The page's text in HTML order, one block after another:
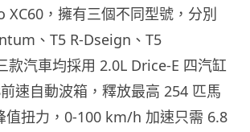
XC60 ，擁有三個不同型號，分別
、 T5 R-Dseign 、 T5
款汽車均採用 2.0L Drice-E 四汽缸
前速自動波箱，釋放最高 254 匹馬
值扭力， 0-100 km/h 加速只需 6.8